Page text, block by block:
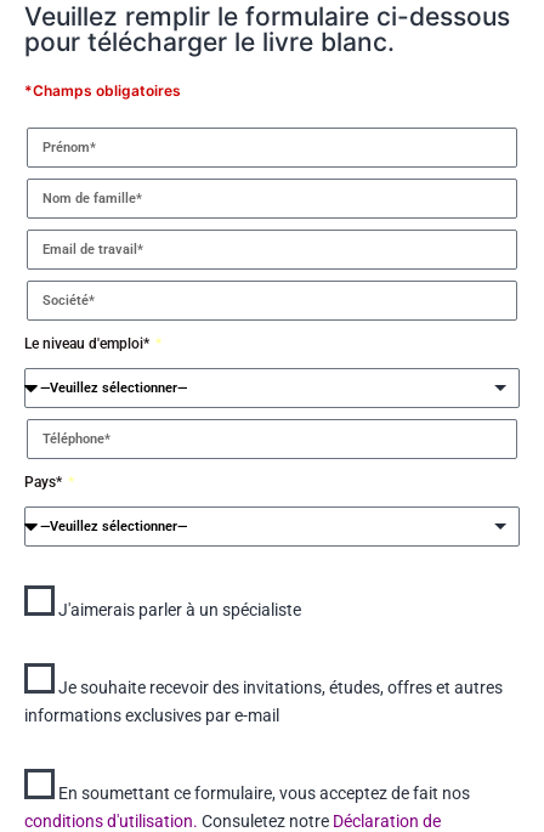
Veuillez remplir le formulaire ci-dessous
pour télécharger le livre blanc.
*Champs obligatoires
Le niveau d'emploi*
Pays*
J'aimerais parler à un spécialiste
Je souhaite recevoir des invitations, études, offres et autres
informations exclusives par e-mail
En soumettant ce formulaire, vous acceptez de fait nos
conditions d'utilisation. Consuletez notre Déclaration de